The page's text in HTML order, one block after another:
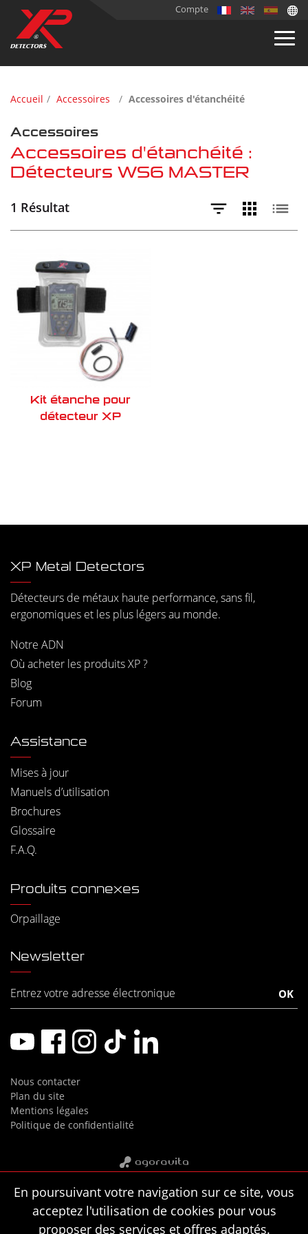
Compte
Accueil Accessoires Accessoires d'étanchéité
Accessoires
Accessoires d'étanchéité :
Détecteurs WS6 MASTER
1 Résultat
Kit étanche pour
détecteur XP
En poursuivant votre navigation sur ce site, vous
acceptez l'utilisation de cookies pour vous
proposer des services et offres adaptés.
XP Metal Detectors
Détecteurs de métaux haute performance, sans fil,
ergonomiques et les plus légers au monde.
Notre ADN
Où acheter les produits XP ?
Blog
Forum
Assistance
Mises à jour
Manuels d’utilisation
Brochures
Glossaire
F.A.Q.
Produits connexes
Orpaillage
Newsletter
Nous contacter
Plan du site
Mentions légales
Politique de confidentialité